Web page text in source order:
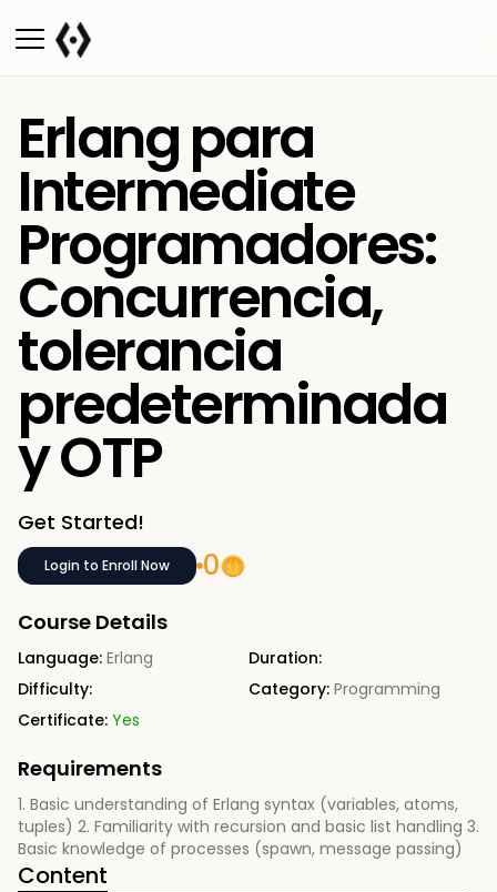
Erlang para
Intermediate
Programadores:
Concurrencia,
tolerancia
predeterminada
y OTP
Get Started!
Login to Enroll Now 0
Course Details
Language: Erlang
Duration:
Difficulty:
Category: Programming
Certificate: Yes
Requirements
1. Basic understanding of Erlang syntax (variables, atoms,
tuples) 2. Familiarity with recursion and basic list handling 3.
Basic knowledge of processes (spawn, message passing)
Content